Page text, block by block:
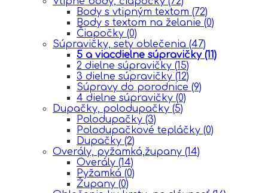
Body s vtipným textom (72)
Body s textom na želanie (0)
Čiapočky (0)
Súpravičky, sety oblečenia (47)
5 a viacdielne súpravičky (11)
2 dielne súpravičky (15)
3 dielne súpravičky (12)
Súpravy do porodnice (9)
4 dielne súpravičky (0)
Dupačky, polodupačky (5)
Polodupačky (3)
Polodupačkové tepláčky (0)
Dupačky (2)
Overály, pyžamká,župany (14)
Overály (14)
Pyžamká (0)
Župany (0)